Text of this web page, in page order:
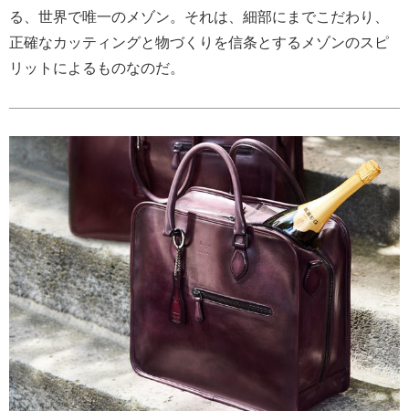
る、世界で唯一のメゾン。それは、細部にまでこだわり、
正確なカッティングと物づくりを信条とするメゾンのスピ
リットによるものなのだ。